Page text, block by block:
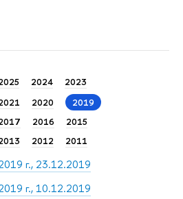
2024
2023
2020
2019
2016
2015
2012 2011
г., 23.12.2019
г., 10.12.2019